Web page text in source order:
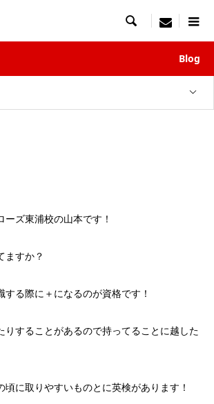
 menu
Blog
ズ東浦校の山本です！
ますか？
る際に＋になるのが資格です！
りすることがあるので持ってることに越した
頃に取りやすいものとに英検があります！